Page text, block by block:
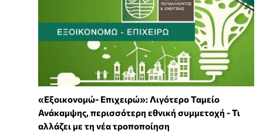
«Εξοικονομώ- Επιχειρώ»: Λιγότερο Ταμείο
Ανάκαμψης, περισσότερη εθνική συμμετοχή - Τι
αλλάζει με τη νέα τροποποίηση